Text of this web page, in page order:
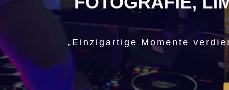
„Einzigartige Momente